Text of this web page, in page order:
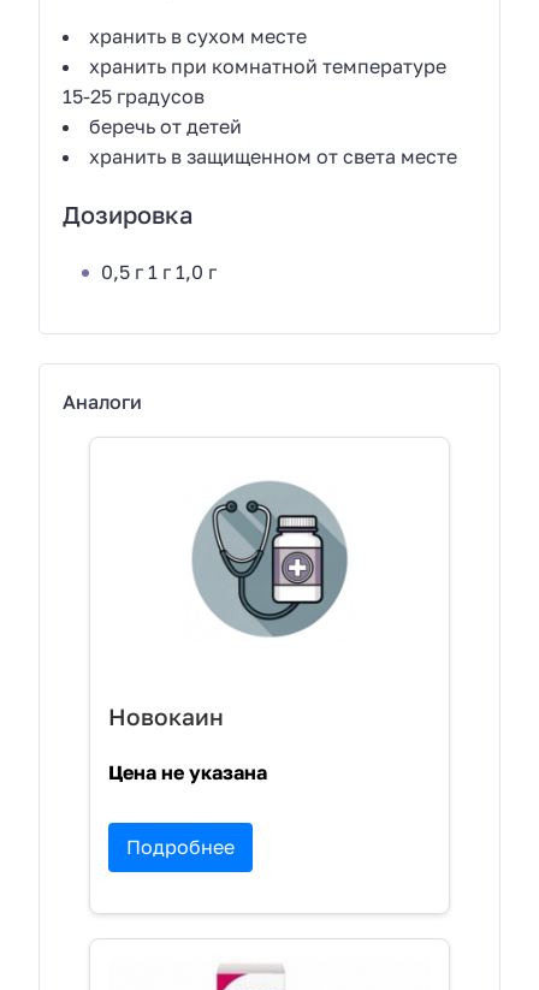
хранить в сухом месте
хранить при комнатной температуре
15-25 градусов
беречь от детей
хранить в защищенном от света месте
Дозировка
0,5 г 1 г 1,0 г
Аналоги
Новокаин
Цена не указана
Подробнее